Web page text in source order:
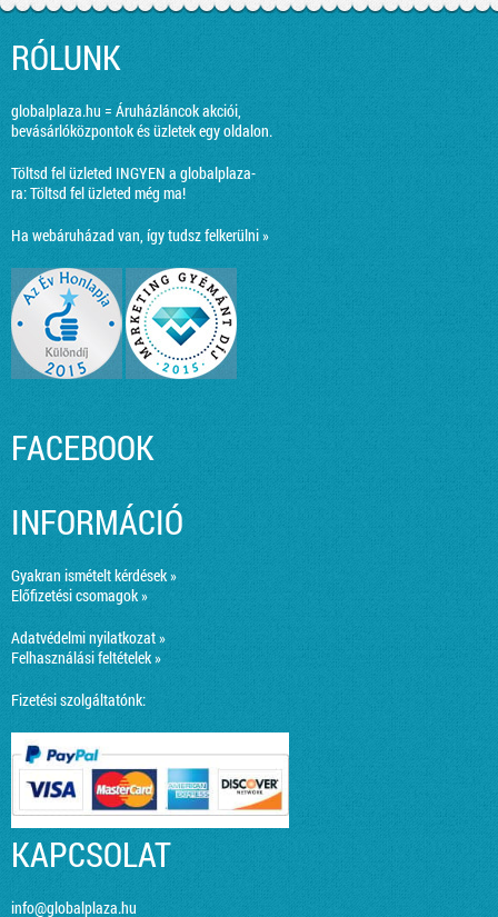
RÓLUNK
globalplaza.hu = Áruházláncok akciói,
bevásárlóközpontok és üzletek egy oldalon.
Töltsd fel üzleted INGYEN a globalplaza-
ra:Töltsd fel üzleted még ma!
Ha webáruházad van, így tudsz felkerülni »
FACEBOOK
INFORMÁCIÓ
Gyakran ismételt kérdések »
Előfizetési csomagok »
Adatvédelmi nyilatkozat »
Felhasználási feltételek »
Fizetési szolgáltatónk:
KAPCSOLAT
info@globalplaza.hu